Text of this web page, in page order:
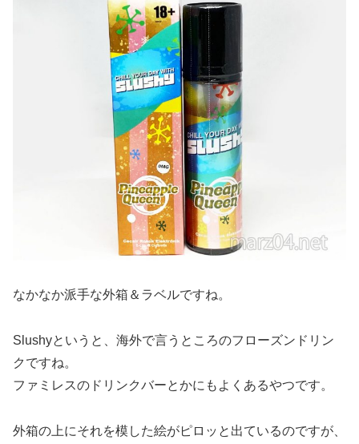
なかなか派手な外箱＆ラベルですね。
Slushyというと、海外で言うところのフローズンドリン
クですね。
ファミレスのドリンクバーとかにもよくあるやつです。
外箱の上にそれを模した絵がピロッと出ているのですが、